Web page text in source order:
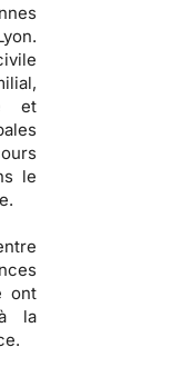
et
le
ont
la